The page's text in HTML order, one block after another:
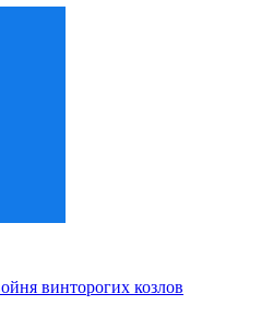
винторогих козлов